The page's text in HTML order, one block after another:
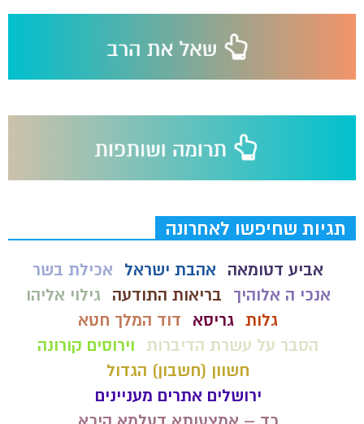
תגיות שחיפשו לאחרונה
אביע דטומאה אהבת ישראל
אכילת בשר
אנכי ה אלוהיך
בריאות התודעה
גילוי אליהו
גלות גריסא
דוד המלך חטא
הסבר על עשרת הדיברות וירוסים קורונה
חשוון (חשבון) הגדול
ירושלים אתרים מעניינים